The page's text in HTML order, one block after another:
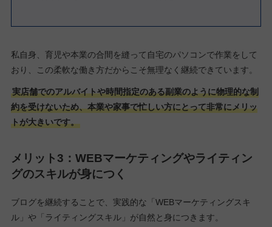
私自身、育児や本業の合間を縫って自宅のパソコンで作業をして
おり、この柔軟な働き方だからこそ無理なく継続できています。
実店舗でのアルバイトや時間指定のある副業のように物理的な制
約を受けないため、本業や家事で忙しい方にとって非常にメリッ
トが大きいです。
メリット3：WEBマーケティングやライティン
グのスキルが身につく
ブログを継続することで、実践的な「WEBマーケティングスキ
ル」や「ライティングスキル」が自然と身につきます。